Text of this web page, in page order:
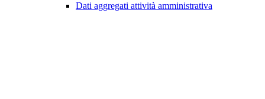
Dati aggregati attività amministrativa